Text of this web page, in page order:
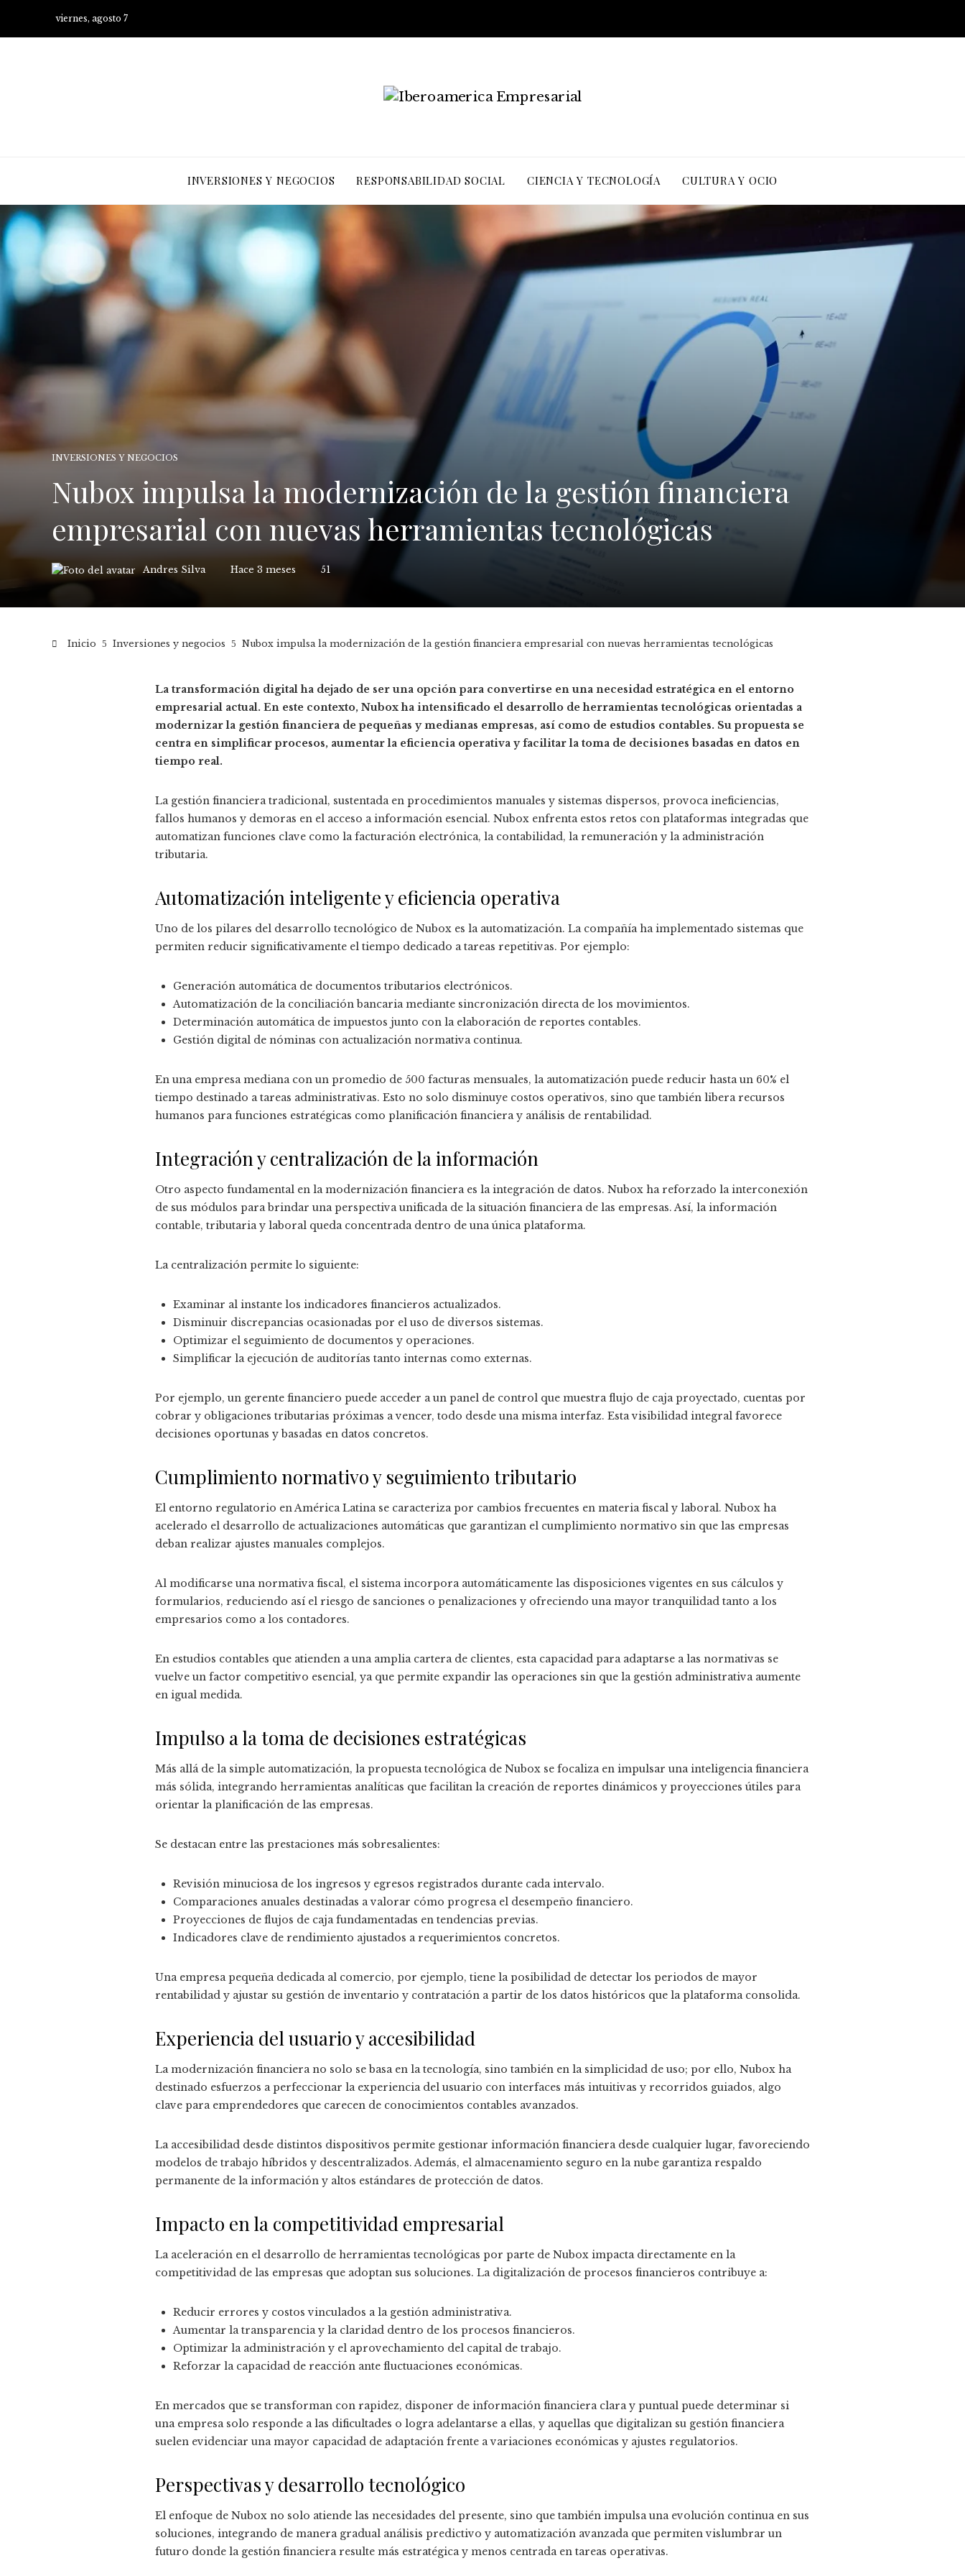
viernes, agosto 7
INVERSIONES Y NEGOCIOS RESPONSABILIDAD SOCIAL CIENCIA Y TECNOLOGÍA CULTURA Y OCIO
INVERSIONES Y NEGOCIOS
Nubox impulsa la modernización de la gestión financiera
empresarial con nuevas herramientas tecnológicas
Andres Silva Hace 3 meses 51
Inicio Inversiones y negocios Nubox impulsa la modernización de la gestión financiera empresarial con nuevas herramientas tecnológicas
La transformación digital ha dejado de ser una opción para convertirse en una necesidad estratégica en el entorno
empresarial actual. En este contexto, Nubox ha intensificado el desarrollo de herramientas tecnológicas orientadas a
modernizar la gestión financiera de pequeñas y medianas empresas, así como de estudios contables. Su propuesta se
centra en simplificar procesos, aumentar la eficiencia operativa y facilitar la toma de decisiones basadas en datos en
tiempo real.
La gestión financiera tradicional, sustentada en procedimientos manuales y sistemas dispersos, provoca ineficiencias,
fallos humanos y demoras en el acceso a información esencial. Nubox enfrenta estos retos con plataformas integradas que
automatizan funciones clave como la facturación electrónica, la contabilidad, la remuneración y la administración
tributaria.
Automatización inteligente y eficiencia operativa
Uno de los pilares del desarrollo tecnológico de Nubox es la automatización. La compañía ha implementado sistemas que
permiten reducir significativamente el tiempo dedicado a tareas repetitivas. Por ejemplo:
Generación automática de documentos tributarios electrónicos.
Automatización de la conciliación bancaria mediante sincronización directa de los movimientos.
Determinación automática de impuestos junto con la elaboración de reportes contables.
Gestión digital de nóminas con actualización normativa continua.
En una empresa mediana con un promedio de 500 facturas mensuales, la automatización puede reducir hasta un 60% el
tiempo destinado a tareas administrativas. Esto no solo disminuye costos operativos, sino que también libera recursos
humanos para funciones estratégicas como planificación financiera y análisis de rentabilidad.
Integración y centralización de la información
Otro aspecto fundamental en la modernización financiera es la integración de datos. Nubox ha reforzado la interconexión
de sus módulos para brindar una perspectiva unificada de la situación financiera de las empresas. Así, la información
contable, tributaria y laboral queda concentrada dentro de una única plataforma.
La centralización permite lo siguiente:
Examinar al instante los indicadores financieros actualizados.
Disminuir discrepancias ocasionadas por el uso de diversos sistemas.
Optimizar el seguimiento de documentos y operaciones.
Simplificar la ejecución de auditorías tanto internas como externas.
Por ejemplo, un gerente financiero puede acceder a un panel de control que muestra flujo de caja proyectado, cuentas por
cobrar y obligaciones tributarias próximas a vencer, todo desde una misma interfaz. Esta visibilidad integral favorece
decisiones oportunas y basadas en datos concretos.
Cumplimiento normativo y seguimiento tributario
El entorno regulatorio en América Latina se caracteriza por cambios frecuentes en materia fiscal y laboral. Nubox ha
acelerado el desarrollo de actualizaciones automáticas que garantizan el cumplimiento normativo sin que las empresas
deban realizar ajustes manuales complejos.
Al modificarse una normativa fiscal, el sistema incorpora automáticamente las disposiciones vigentes en sus cálculos y
formularios, reduciendo así el riesgo de sanciones o penalizaciones y ofreciendo una mayor tranquilidad tanto a los
empresarios como a los contadores.
En estudios contables que atienden a una amplia cartera de clientes, esta capacidad para adaptarse a las normativas se
vuelve un factor competitivo esencial, ya que permite expandir las operaciones sin que la gestión administrativa aumente
en igual medida.
Impulso a la toma de decisiones estratégicas
Más allá de la simple automatización, la propuesta tecnológica de Nubox se focaliza en impulsar una inteligencia financiera
más sólida, integrando herramientas analíticas que facilitan la creación de reportes dinámicos y proyecciones útiles para
orientar la planificación de las empresas.
Se destacan entre las prestaciones más sobresalientes:
Revisión minuciosa de los ingresos y egresos registrados durante cada intervalo.
Comparaciones anuales destinadas a valorar cómo progresa el desempeño financiero.
Proyecciones de flujos de caja fundamentadas en tendencias previas.
Indicadores clave de rendimiento ajustados a requerimientos concretos.
Una empresa pequeña dedicada al comercio, por ejemplo, tiene la posibilidad de detectar los periodos de mayor
rentabilidad y ajustar su gestión de inventario y contratación a partir de los datos históricos que la plataforma consolida.
Experiencia del usuario y accesibilidad
La modernización financiera no solo se basa en la tecnología, sino también en la simplicidad de uso; por ello, Nubox ha
destinado esfuerzos a perfeccionar la experiencia del usuario con interfaces más intuitivas y recorridos guiados, algo
clave para emprendedores que carecen de conocimientos contables avanzados.
La accesibilidad desde distintos dispositivos permite gestionar información financiera desde cualquier lugar, favoreciendo
modelos de trabajo híbridos y descentralizados. Además, el almacenamiento seguro en la nube garantiza respaldo
permanente de la información y altos estándares de protección de datos.
Impacto en la competitividad empresarial
La aceleración en el desarrollo de herramientas tecnológicas por parte de Nubox impacta directamente en la
competitividad de las empresas que adoptan sus soluciones. La digitalización de procesos financieros contribuye a:
Reducir errores y costos vinculados a la gestión administrativa.
Aumentar la transparencia y la claridad dentro de los procesos financieros.
Optimizar la administración y el aprovechamiento del capital de trabajo.
Reforzar la capacidad de reacción ante fluctuaciones económicas.
En mercados que se transforman con rapidez, disponer de información financiera clara y puntual puede determinar si
una empresa solo responde a las dificultades o logra adelantarse a ellas, y aquellas que digitalizan su gestión financiera
suelen evidenciar una mayor capacidad de adaptación frente a variaciones económicas y ajustes regulatorios.
Perspectivas y desarrollo tecnológico
El enfoque de Nubox no solo atiende las necesidades del presente, sino que también impulsa una evolución continua en sus
soluciones, integrando de manera gradual análisis predictivo y automatización avanzada que permiten vislumbrar un
futuro donde la gestión financiera resulte más estratégica y menos centrada en tareas operativas.